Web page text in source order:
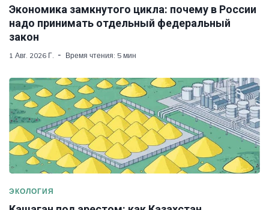
Экономика замкнутого цикла: почему в России
надо принимать отдельный федеральный
закон
1 Авг. 2026 Г. Время чтения: 5 мин
ЭКОЛОГИЯ